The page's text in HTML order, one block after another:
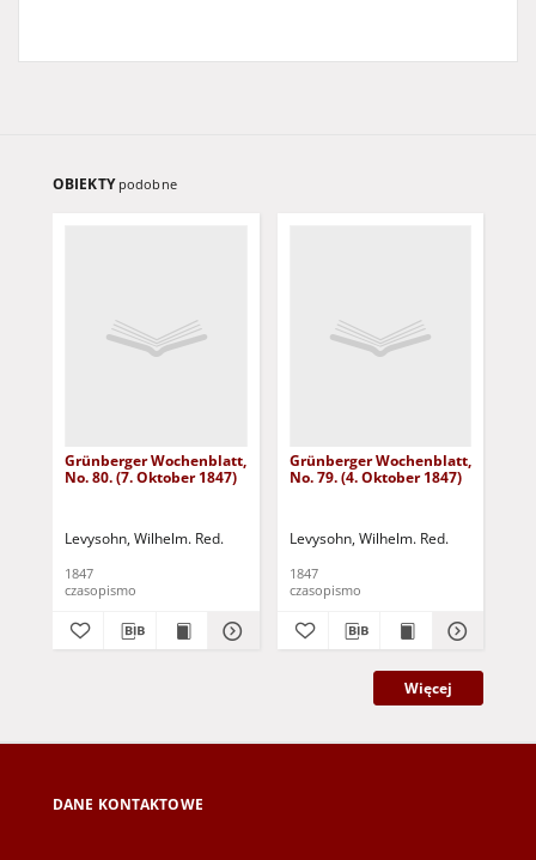
OBIEKTY podobne
Grünberger Wochenblatt,
No. 80. (7. Oktober 1847)
Levysohn, Wilhelm. Red.
1847
czasopismo
Grünberger Wochenblatt,
No. 79. (4. Oktober 1847)
Levysohn, Wilhelm. Red.
1847
czasopismo
Więcej
DANE KONTAKTOWE